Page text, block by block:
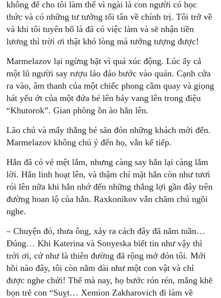
không đế cho tôi làm thế vì ngài là con người có học
thức và có những tư tưởng tối tân về chính trị. Tôi trở về
và khi tôi tuyên bố là đã có việc làm và sẽ nhận tiền
lương thì trời ơi thật khó lòng mà tưởng tượng được!
Marmelazov lại ngừng bặt vì quá xúc động. Lúc ấy cả
một lũ người say rượu lảo đảo bước vào quán. Cạnh cửa
ra vào, âm thanh của một chiếc phong cầm quay và giọng
hát yếu ớt của một đứa bé lên bảy vang lên trong điệu
“Khutorok”. Gian phòng ồn ào hẳn lên.
Lão chủ và mấy thằng bé săn đón những khách mới đến.
Marmelazov không chú ý đến họ, vẫn kể tiếp.
Hắn đã có vẻ mệt lắm, nhưng càng say hắn lại càng lắm
lời. Hắn linh hoạt lên, và thậm chí mặt hắn còn như tươi
rói lên nữa khi hắn nhớ đến những thắng lợi gần đây trên
đường hoan lộ của hắn. Raxkonikov vẫn chăm chú ngồi
nghe.
– Chuyện đó, thưa ông, xảy ra cách đây đã năm tuần…
Đúng… Khi Katerina và Sonyeska biết tin như vậy thì
trời ơi, cứ như là thiên đường đã rộng mở đón tôi. Mới
hồi nào đây, tôi còn nằm dài như một con vật và chỉ
được nghe chửi! Thế mà nay, họ bước rón rén, mắng khẽ
bọn trẻ con “Suỵt… Xemion Zakharovich đi làm về